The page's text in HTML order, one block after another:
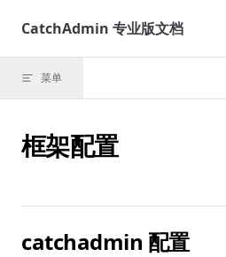
Skip to content
CatchAdmin 专业版文档
菜单
框架配置
catchadmin 配置